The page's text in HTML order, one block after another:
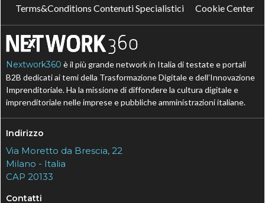
Terms&Conditions Contenuti Specialistici
Cookie Center
Nextwork360 è il più grande network in Italia di testate e portali
B2B dedicati ai temi della Trasformazione Digitale e dell’Innovazione
Imprenditoriale. Ha la missione di diffondere la cultura digitale e
imprenditoriale nelle imprese e pubbliche amministrazioni italiane.
Indirizzo
Via Moretto da Brescia, 22
Milano - Italia
CAP 20133
Contatti